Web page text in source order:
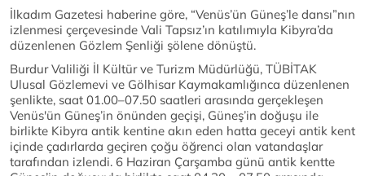
İlkadım Gazetesi haberine göre, “Venüs’ün Güneş’le dansı”nın
izlenmesi çerçevesinde Vali Tapsız’ın katılımıyla Kibyra’da
düzenlenen Gözlem Şenliği şölene dönüştü.
Burdur Valiliği İl Kültür ve Turizm Müdürlüğü, TÜBİTAK
Ulusal Gözlemevi ve Gölhisar Kaymakamlığınca düzenlenen
şenlikte, saat 01.00–07.50 saatleri arasında gerçekleşen
Venüs'ün Güneş’in önünden geçişi, Güneş’in doğuşu ile
birlikte Kibyra antik kentine akın eden hatta geceyi antik kent
içinde çadırlarda geçiren çoğu öğrenci olan vatandaşlar
tarafından izlendi. 6 Haziran Çarşamba günü antik kentte